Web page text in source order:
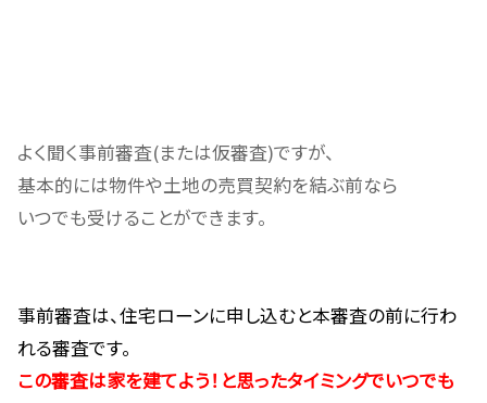
よく聞く事前審査(または仮審査)ですが、
基本的には物件や土地の売買契約を結ぶ前なら
いつでも受けることができます。
事前審査は、住宅ローンに申し込むと本審査の前に行わ
れる審査です。
この審査は家を建てよう！と思ったタイミングでいつでも